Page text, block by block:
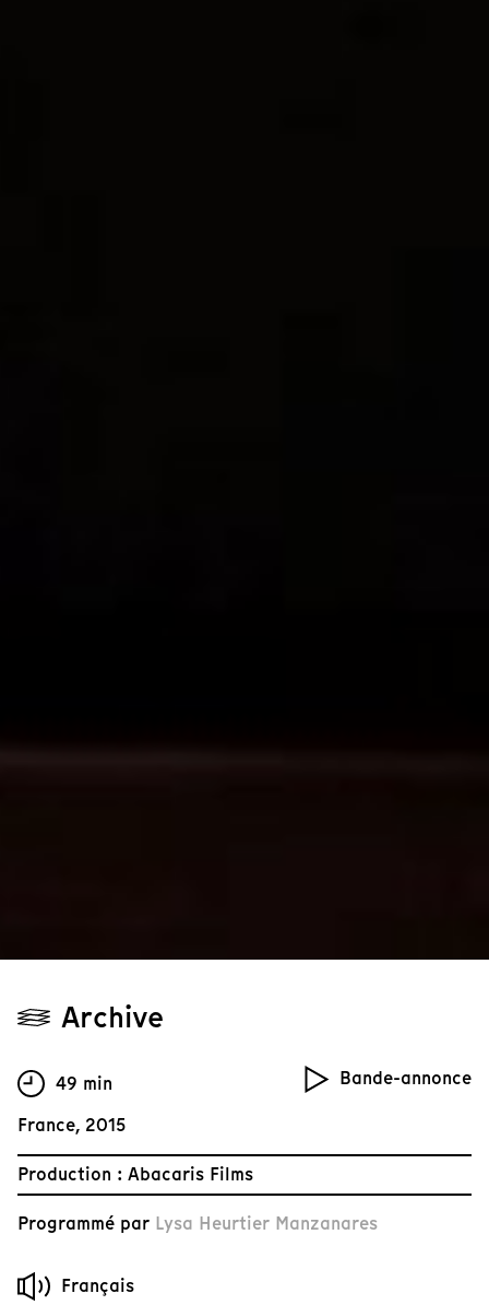
Archive
Bande-annonce
49 min
France, 2015
Production : Abacaris Films
Programmé par Lysa Heurtier Manzanares
Français